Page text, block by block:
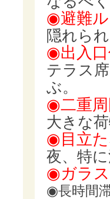
◉避難
隠れら
◉出入
テラス
ぶ。
◉二重周
大きな
◉目立
夜、特
◉ガラ
◉長時間